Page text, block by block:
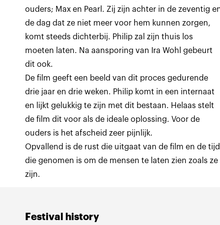
Festival history
ouders; Max en Pearl. Zij zijn achter in de zeventig
de dag dat ze niet meer voor hem kunnen zorgen,
komt steeds dichterbij. Philip zal zijn thuis los
moeten laten. Na aansporing van Ira Wohl gebeurt
dit ook.
De film geeft een beeld van dit proces gedurende
drie jaar en drie weken. Philip komt in een internaat
en lijkt gelukkig te zijn met dit bestaan. Helaas stelt
de film dit voor als de ideale oplossing. Voor de
ouders is het afscheid zeer pijnlijk.
Opvallend is de rust die uitgaat van de film en de tijd
die genomen is om de mensen te laten zien zoals ze
zijn.